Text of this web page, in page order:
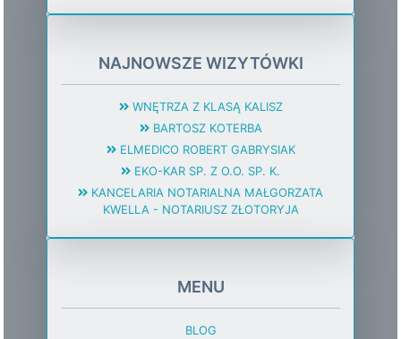
NAJNOWSZE WIZYTÓWKI
WNĘTRZA Z KLASĄ KALISZ
BARTOSZ KOTERBA
ELMEDICO ROBERT GABRYSIAK
EKO-KAR SP. Z O.O. SP. K.
KANCELARIA NOTARIALNA MAŁGORZATA
KWELLA - NOTARIUSZ ZŁOTORYJA
MENU
BLOG